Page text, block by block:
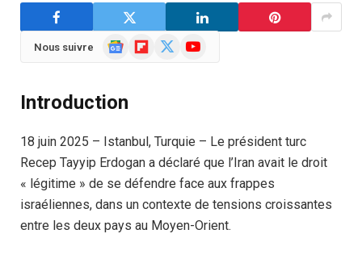
Nous suivre
GoogleFlipboard YouTube
Introduction
18 juin 2025 – Istanbul, Turquie – Le président turc
Recep Tayyip Erdogan a déclaré que l’Iran avait le droit
« légitime » de se défendre face aux frappes
israéliennes, dans un contexte de tensions croissantes
entre les deux pays au Moyen-Orient.